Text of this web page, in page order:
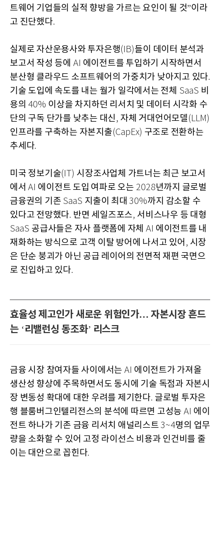
트웨어 기업들의 실적 향방을 가르는 요인이 될 것”이라
고 진단했다.
실제로 자산운용사와 투자은행(IB)들이 데이터 분석과
보고서 작성 등에 AI 에이전트를 투입하기 시작하면서
분산형 클라우드 소프트웨어의 가중치가 낮아지고 있다.
기술 도입에 속도를 내는 월가 일각에서는 전체 SaaS 비
용의 40% 이상을 차지하던 리서치 및 데이터 시각화 수
단의 구독 단가를 낮추는 대신, 자체 거대언어모델 (LLM)
인프라를 구축하는 자본지출(CapEx) 구조로 전환하는
추세다.
미국 정보기술(IT)시장조사업체 가트너는 최근 보고서
에서AI 에이전트 도입 여파로 오는 2028년까지 글로벌
금융권의 기존 SaaS 지출이 최대30%까지 감소할 수
있다고 전망했다. 반면 세일즈포스, 서비스나우 등 대형
SaaS 공급사들은 자사 플랫폼에 자체 AI 에이전트를 내
재화하는 방식으로 고객 이탈 방어에 나서고 있어 , 시장
은 단순 붕괴가 아닌 공급 레이어의 전면적 재편 국면으
로 진입하고 있다.
효율성 제고인가 새로운 위험인가… 자본시장 흔드
는 ‘리밸런싱 동조화’ 리스크
금융 시장 참여자들 사이에서는 AI 에이전트가 가져올
생산성 향상에 주목하면서도 동시에 기술 독점과 자본시
장 변동성 확대에 대한 우려를 제기한다. 글로벌 투자은
행 블룸버그인텔리전스의 분석에 따르면 고성능 AI 에이
전트 하나가 기존 금융 리서치 애널리스트3~4명의 업무
량을 소화할 수 있어 고정 라이선스 비용과 인건비를 줄
이는 대안으로 꼽힌다.